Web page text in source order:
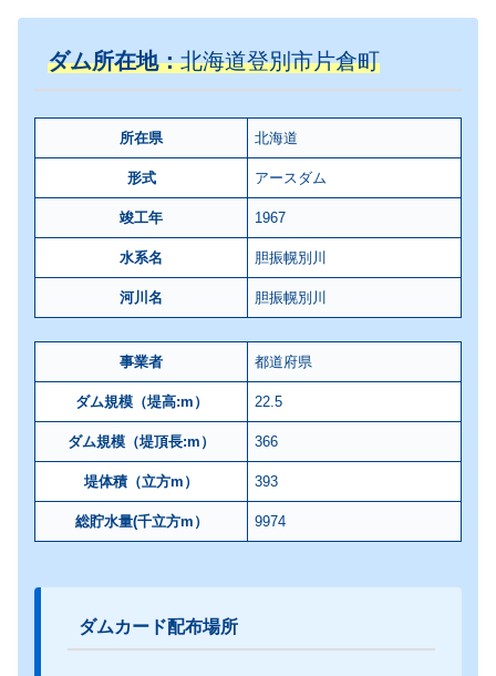
ダム所在地：北海道登別市片倉町
所在県 北海道
形式 アースダム
竣工年 1967
水系名 胆振幌別川
河川名 胆振幌別川
事業者 都道府県
ダム規模（堤高:m） 22.5
ダム規模（堤頂長:m） 366
堤体積（立方m） 393
総貯水量(千立方m） 9974
ダムカード配布場所